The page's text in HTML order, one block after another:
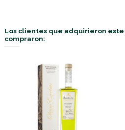
Los clientes que adquirieron
compraron: